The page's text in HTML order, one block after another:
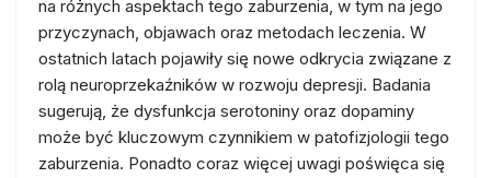
na różnych aspektach tego zaburzenia, w tym na jego
przyczynach, objawach oraz metodach leczenia. W
ostatnich latach pojawiły się nowe odkrycia związane z
rolą neuroprzekaźników w rozwoju depresji. Badania
sugerują, że dysfunkcja serotoniny oraz dopaminy
może być kluczowym czynnikiem w patofizjologii tego
zaburzenia. Ponadto coraz więcej uwagi poświęca się